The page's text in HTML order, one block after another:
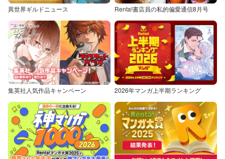
異世界ギルドニュース Renta!書店員の私的偏愛通信8月号
集英社人気作品キャンペーン 2026年マンガ上半期ランキング